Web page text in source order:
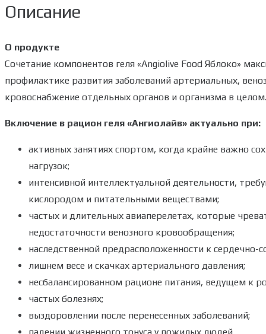
Описание
О продукте
Сочетание компонентов геля «Angiolive Food Яблоко»
профилактике развития заболеваний артериальных,
кровоснабжение отдельных органов и организма в целом.
Включение в рацион геля «Ангиолайв» актуально при:
активных занятиях спортом, когда крайне важно
нагрузок;
интенсивной интеллектуальной деятельности,
кислородом и питательными веществами;
частых и длительных авиаперелетах, которые
недостаточности венозного кровообращения;
наследственной предрасположенности к сердечно-
лишнем весе и скачках артериального давления;
несбалансированном рационе питания, ведущем к
частых болезнях;
выздоровлении после перенесенных заболеваний;
падении жизненного тонуса у пожилых людей.